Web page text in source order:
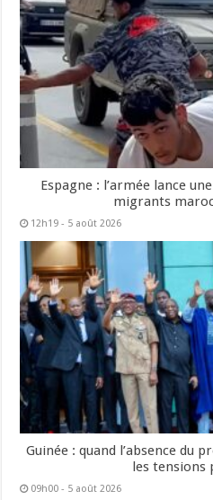
Espagne : l’armée lance
migrants
12h19 - 5 août 2026
Guinée : quand l’absence du
les tensions
09h00 - 5 août 2026